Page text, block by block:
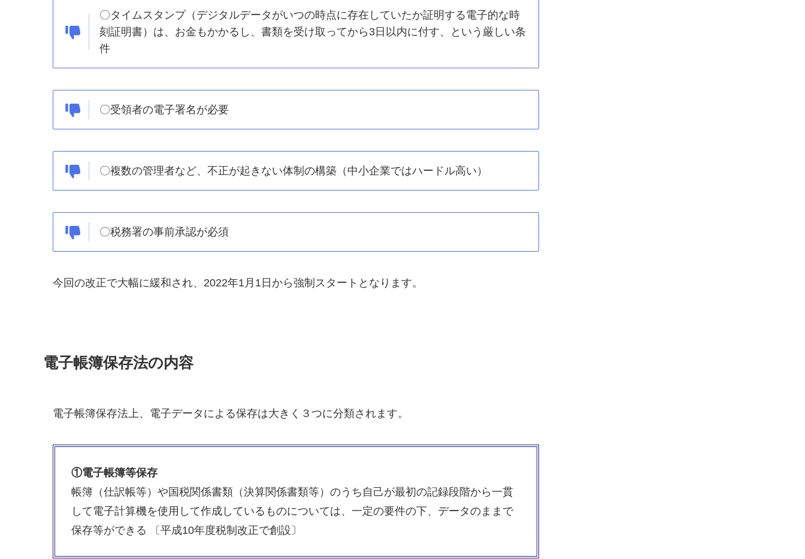
〇タイムスタンプ（デジタルデータがいつの時点に存在していたか証明する電子的な時
刻証明書）は、お金もかかるし、書類を受け取ってから3日以内に付す、という厳しい条
件
〇受領者の電子署名が必要
〇複数の管理者など、不正が起きない体制の構築（中小企業ではハードル高い）
〇税務署の事前承認が必須
今回の改正で大幅に緩和され、2022年1月1日から強制スタートとなります。
電子帳簿保存法の内容
電子帳簿保存法上、電子データによる保存は大きく３つに分類されます。
①電子帳簿等保存
帳簿（仕訳帳等）や国税関係書類（決算関係書類等）のうち自己が最初の記録段階から一貫
して電⼦計算機を使用して作成しているものについては、一定の要件の下、データのままで
保存等ができる 〔平成10年度税制改正で創設〕